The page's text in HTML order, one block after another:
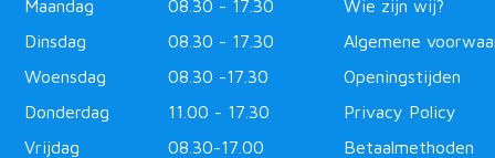
Maandag
08.30 - 17.30
Dinsdag
08.30 - 17.30
Woensdag
08.30 -17.30
Donderdag
11.00 - 17.30
Vrijdag
08.30-17.00
Wie zijn wij?
Algemene
Openingstijden
Privacy Policy
Betaalmethoden